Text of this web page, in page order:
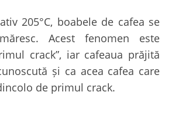
205°C, boabele de cafea se
Acest fenomen este
crack”, iar cafeaua prăjită
și ca acea cafea care
de primul crack.